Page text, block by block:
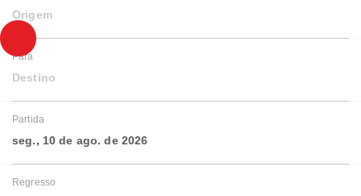
Origem
Para
Destino
Partida
seg., 10 de ago. de 2026
Regresso